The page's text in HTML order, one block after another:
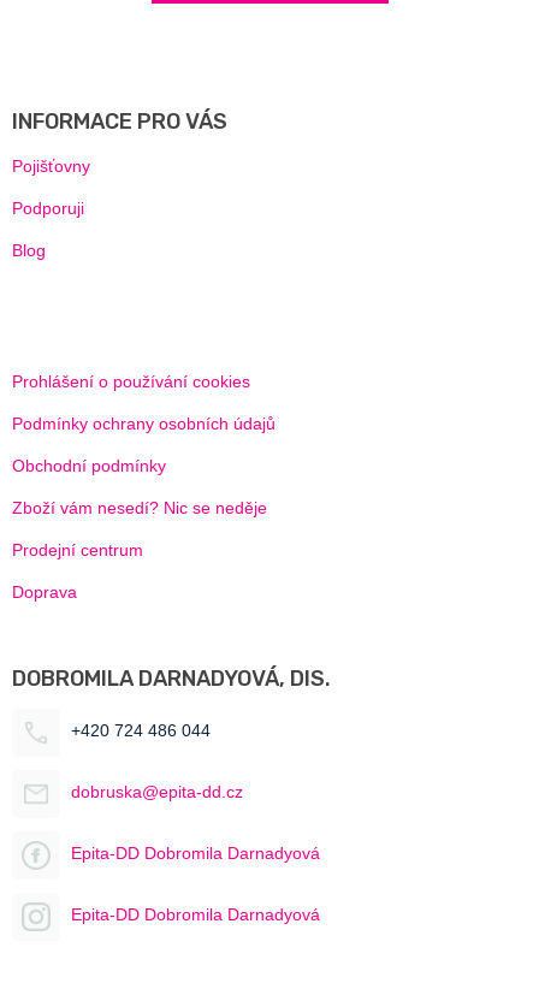
INFORMACE PRO VÁS
Pojišťovny
Podporuji
Blog
Prohlášení o používání cookies
Podmínky ochrany osobních údajů
Obchodní podmínky
Zboží vám nesedí? Nic se neděje
Prodejní centrum
Doprava
DOBROMILA DARNADYOVÁ, DIS.
+420 724 486 044
dobruska@epita-dd.cz
Epita-DD Dobromila Darnadyová
Epita-DD Dobromila Darnadyová